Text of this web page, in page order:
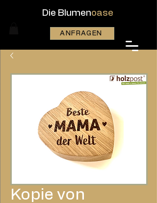
Die Blumenoase
ANFRAGEN
Kopie von